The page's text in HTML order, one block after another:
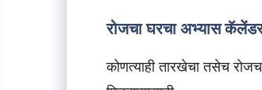
रोजचा घरचा अभ्यास
कोणत्याही तारखेचा तसेच